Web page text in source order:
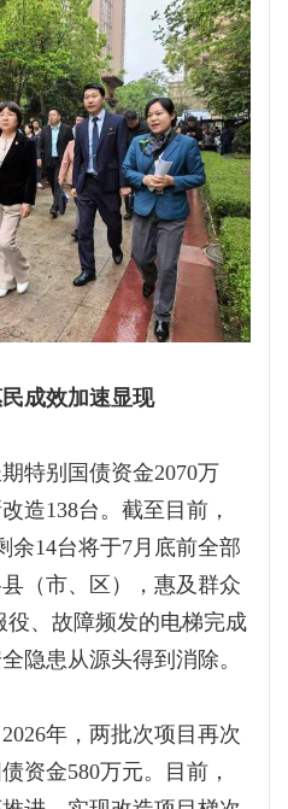
成效加速显现
特别国债资金2070万
造138台。截至目前，
余14台将于7月底前全部
（市、区），惠及群众
役、故障频发的电梯完成
隐患从源头得到消除。
年，两批次项目再次
资金580万元。目前，